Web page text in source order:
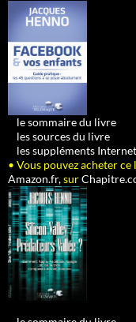
le sommaire du livre
les sources du livre
les suppléments
• Vous pouvez acheter
Amazon.fr,sur